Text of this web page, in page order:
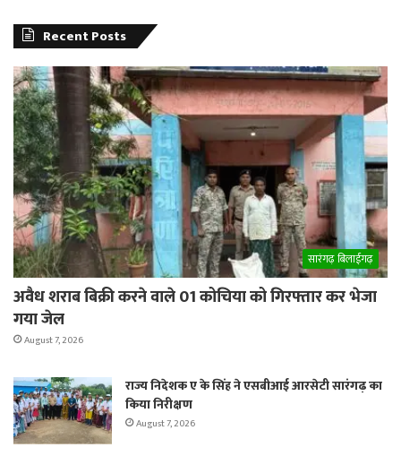
Recent Posts
सारंगढ़ बिलाईगढ़
अवैध शराब बिक्री करने वाले 01 कोचिया को गिरफ्तार कर भेजा
गया जेल
August 7, 2026
राज्य निदेशक ए के सिंह ने एसबीआई आरसेटी सारंगढ़ का
किया निरीक्षण
August 7, 2026